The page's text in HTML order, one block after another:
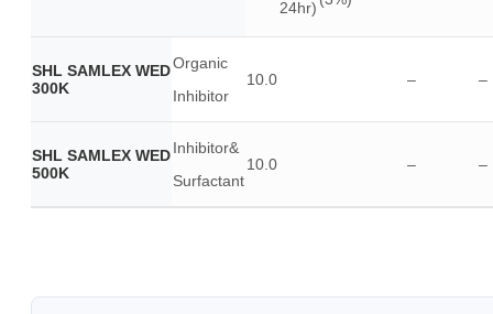
24hr)
SHL SAMLEX WED
300K
Organic
Inhibitor
10.0 – –
SHL SAMLEX WED
500K
Inhibitor&
Surfactant
10.0 – –